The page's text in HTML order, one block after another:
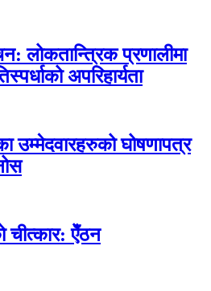
लोकतान्त्रिक प्रणालीमा
अपरिहार्यता
उम्मेदवारहरुको घोषणापत्र
चीत्कार: ऐँठन